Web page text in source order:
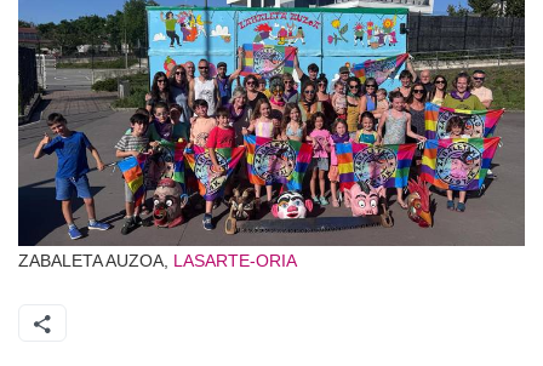
ZABALETA AUZOA, LASARTE-ORIA